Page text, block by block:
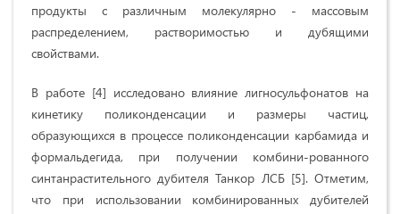
продукты с различным молекулярно - массовым
распределением, растворимостью и дубящими
свойствами.
В работе [4] исследовано влияние лигносульфонатов на
кинетику поликонденсации и размеры частиц,
образующихся в процессе поликонденсации карбамида и
формальдегида, при получении комбини-рованного
синтанрастительного дубителя Танкор ЛСБ [5]. Отметим,
что при использовании комбинированных дубителей